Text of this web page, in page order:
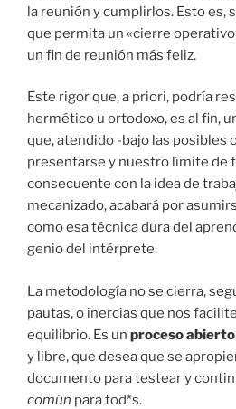
la reunión y cumplirlos. Esto es,
que permita un «cierre
un fin de reunión más feliz.
Este rigor que, a priori, podría
hermético u ortodoxo, es al fin,
que, atendido -bajo las posibles
presentarse y nuestro límite de
consecuente con la idea de
mecanizado, acabará por
como esa técnica dura del
genio del intérprete.
La metodología no se cierra,
pautas, o inercias que nos
equilibrio. Es un proceso abierto
y libre, que desea que se
documento para testear y
común para tod*s.